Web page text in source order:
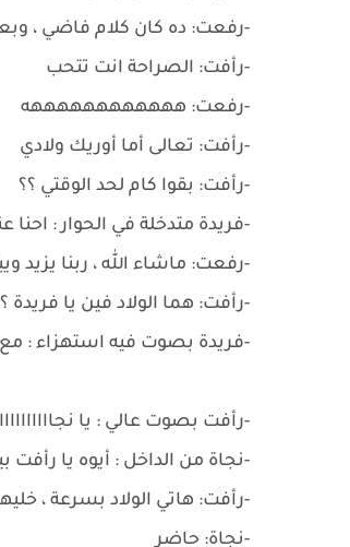
-رفعت: ده كان كلام فاضي ،
-رأفت: الصراحة انت تتحب
-رفعت: ههههههههههههه
-رأفت: تعالى أما أوريك ولادي
-رأفت: بقوا كام لحد الوقتي ؟؟
-فريدة متدخلة في الحوار : احنا
-رفعت: ماشاء الله ، ربنا يزيد
-رأفت: هما الولاد فين يا فريدة
-فريدة بصوت فيه استهزاء : مع
-رأفت بصوت عالي : يا
-نجاة من الداخل : أيوه يا رأفت
-رأفت: هاتي الولاد بسرعة ،
-نجاة: حاضر